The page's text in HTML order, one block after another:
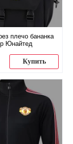
плечо бананка
Юнайтед
Купить